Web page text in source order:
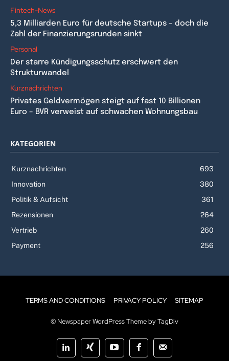
Fintech-News
5,3 Milliarden Euro für deutsche Startups – doch die
Zahl der Finanzierungsrunden sinkt
Personal
Der starre Kündigungsschutz erschwert den
Strukturwandel
Kurznachrichten
Privates Geldvermögen steigt auf fast 10 Billionen
Euro – BVR verweist auf schwachen Wohnungsbau
KATEGORIEN
Kurznachrichten
693
Innovation
380
Politik & Aufsicht
361
Rezensionen
264
Vertrieb
260
Payment
256
TERMS AND CONDITIONS PRIVACY POLICY SITEMAP
© Newspaper WordPress Theme by TagDiv